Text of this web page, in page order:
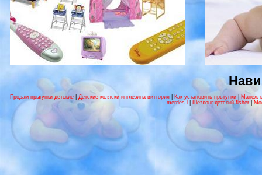
Продам прыгунки детские Детские коляски инглезина виттория Как установить прыгунки
Манеж
merries l
Шезлонг детский fisher